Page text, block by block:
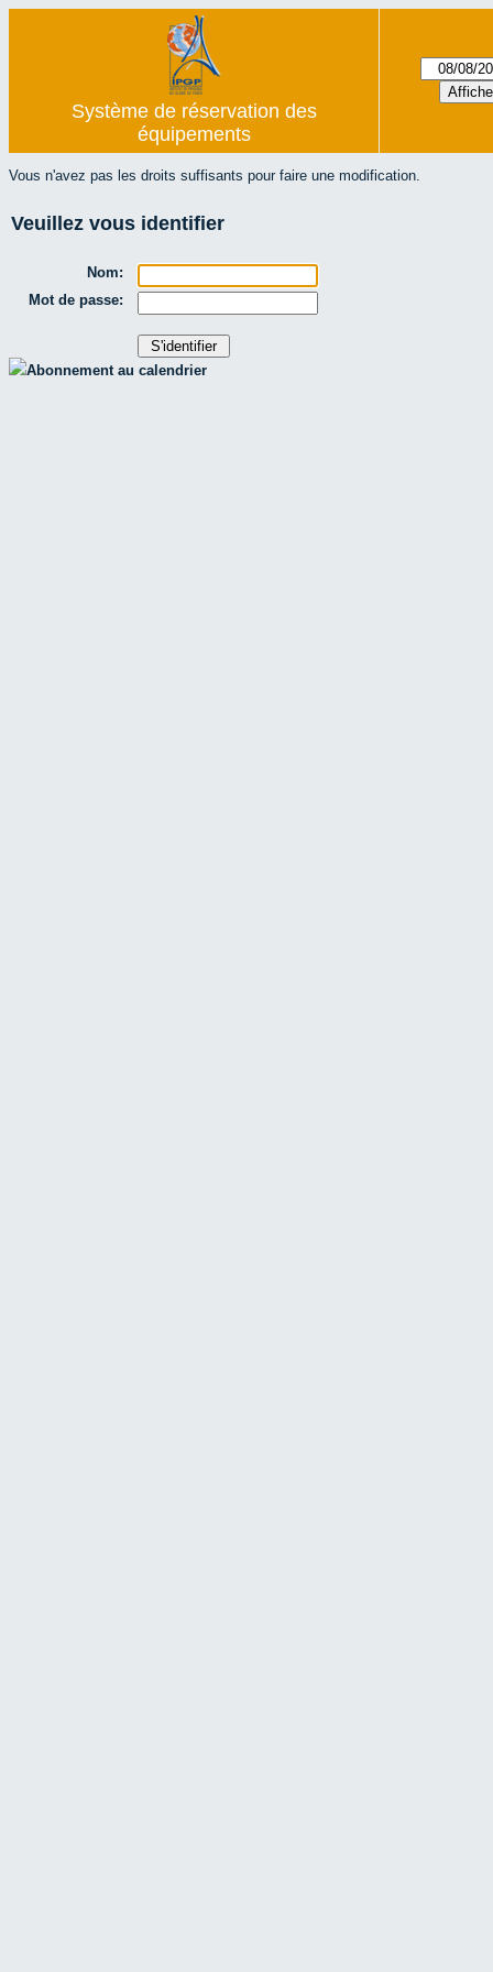
Système de réservation des
équipements
Vous n'avez pas les droits suffisants pour faire une modification.
Veuillez vous identifier
Nom:
Mot de passe:
Abonnement au calendrier